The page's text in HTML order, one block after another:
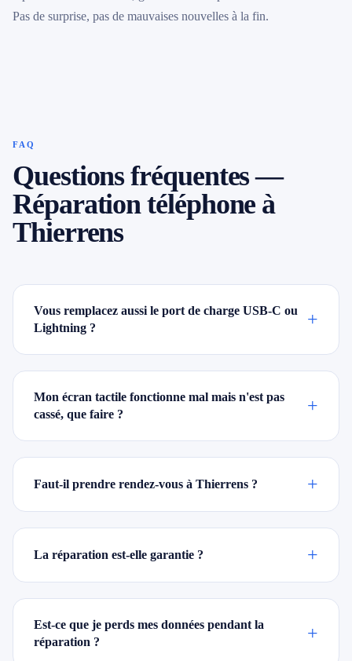
Pas de surprise, pas de mauvaises nouvelles à la fin.
FAQ
Questions fréquentes —
Réparation téléphone à
Thierrens
Vous remplacez aussi le port de charge USB-C ou
Lightning ?
+
Mon écran tactile fonctionne mal mais n'est pas
cassé, que faire ?
+
Faut-il prendre rendez-vous à Thierrens ? +
La réparation est-elle garantie ? +
Est-ce que je perds mes données pendant la
réparation ?
+